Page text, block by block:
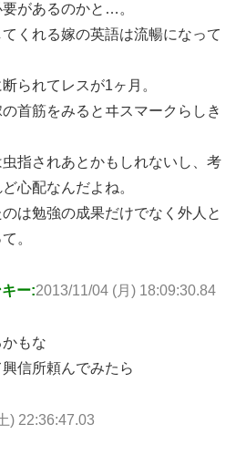
があるのかと…。
くれる嫁の英語は流暢になって
られてレスが1ヶ月。
首筋をみるとヰスマークらしき
指されあとかもしれないし、考
心配なんだよね。
は勉強の成果だけでなく外人と
。
ー:2013/11/04 (月) 18:09:30.84
もな
信所頼んでみたら
) 22:36:47.03